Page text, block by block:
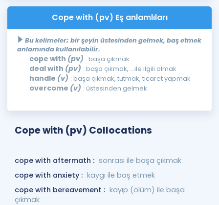
Cope with (pv) Eş anlamlıları
Bu kelimeler; bir şeyin üstesinden gelmek, baş etmek
anlamında kullanılabilir.
cope with (pv) : başa çıkmak
deal with (pv) : başa çıkmak, ...ile ilgili olmak
handle (v) : başa çıkmak, tutmak, ticaret yapmak
overcome (v) : üstesinden gelmek
Cope with (pv) Collocations
cope with aftermath : sonrası ile başa çıkmak
cope with anxiety : kaygı ile baş etmek
cope with bereavement : kayıp (ölüm) ile başa
çıkmak